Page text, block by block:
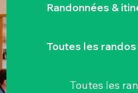
Randonnées &
Toutes les randos
Toutes les